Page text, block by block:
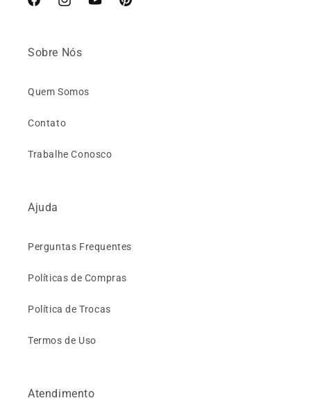
FacebookInstagramYouTubePinterest
Sobre Nós
Quem Somos
Contato
Trabalhe Conosco
Ajuda
Perguntas Frequentes
Políticas de Compras
Política de Trocas
Termos de Uso
Atendimento